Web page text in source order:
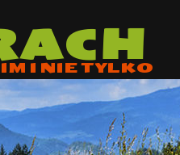
I NIE TYLKO